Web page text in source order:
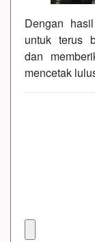
Dengan
untuk terus
dan
mencetak